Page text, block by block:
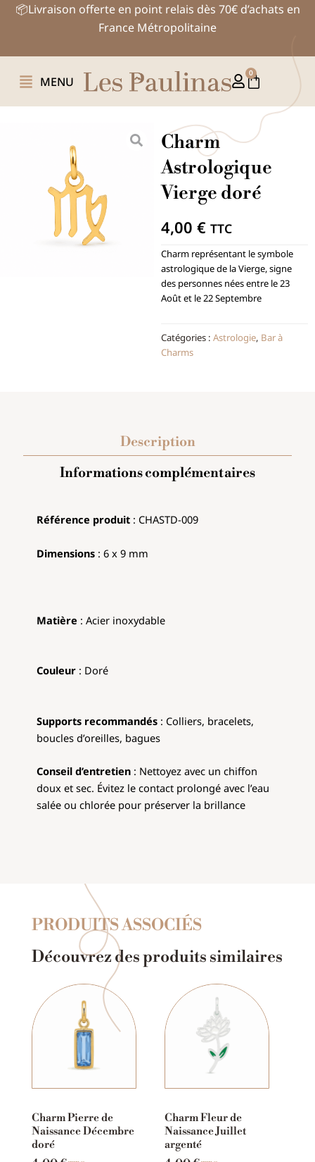
Aller📦Livraison offerte en point relais dès 70€ d’achats en
France Métropolitaine
MENU
0
Panier
Charm
Astrologique
Vierge doré
4,00 € TTC
Charm représentant le symbole
astrologique de la Vierge, signe
des personnes nées entre le 23
Août et le 22 Septembre
Catégories : Astrologie, Bar à
Charms
Description
Informations complémentaires
Référence produit : CHASTD-009
Dimensions : 6 x 9 mm
Matière : Acier inoxydable
Couleur : Doré
Supports recommandés : Colliers, bracelets,
boucles d’oreilles, bagues
Conseil d’entretien : Nettoyez avec un chiffon
doux et sec. Évitez le contact prolongé avec l’eau
salée ou chlorée pour préserver la brillance
PRODUITS ASSOCIÉS
Découvrez des produits similaires
Charm Pierre de
Naissance Décembre
doré
Charm Fleur de
Naissance Juillet
argenté